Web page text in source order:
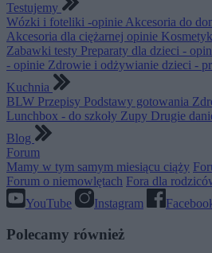
Testujemy
Wózki i foteliki -opinie Akcesoria do
Akcesoria dla ciężarnej opinie
Zabawki testy Preparaty dla dzieci -
- opinie Zdrowie i odżywianie dzieci -
Kuchnia
BLW Przepisy Podstawy gotowania
Lunchbox - do szkoły Zupy Drugie
Blog
Forum
Mamy w tym samym miesiącu ciąży
Forum o niemowlętach Fora dla
YouTube
Instagram
Polecamy również